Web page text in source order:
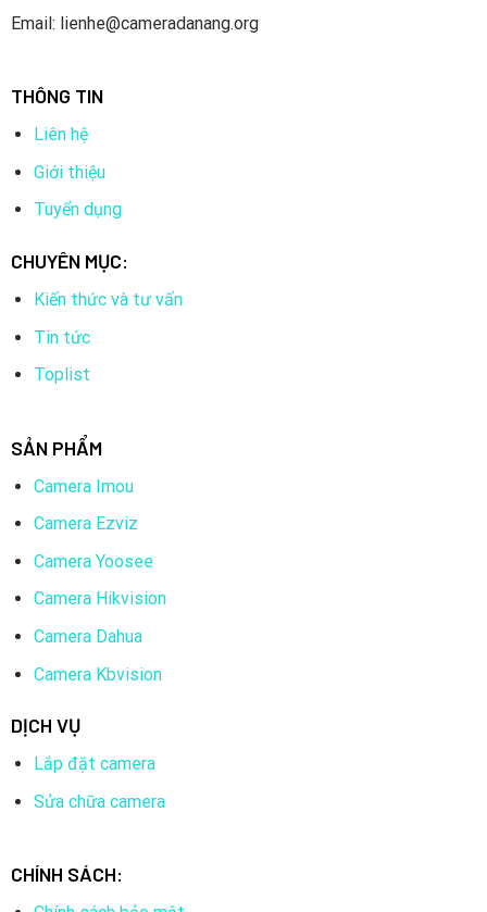
Email: lienhe@cameradanang.org
THÔNG TIN
Liên hệ
Giới thiệu
Tuyển dụng
CHUYÊN MỤC:
Kiến thức và tư vấn
Tin tức
Toplist
SẢN PHẨM
Camera Imou
Camera Ezviz
Camera Yoosee
Camera Hikvision
Camera Dahua
Camera Kbvision
DỊCH VỤ
Lắp đặt camera
Sửa chữa camera
CHÍNH SÁCH: